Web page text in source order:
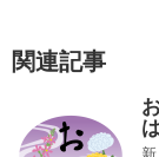
関連記事